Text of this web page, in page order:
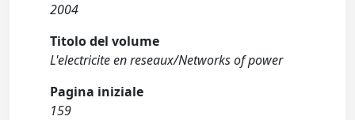
2004
Titolo del volume
L'electricite en reseaux/Networks of power
Pagina iniziale
159